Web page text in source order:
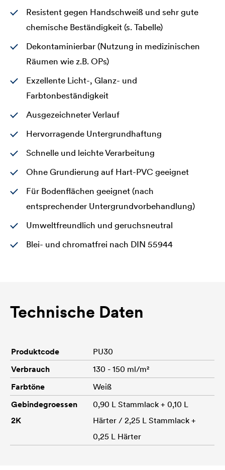
Resistent gegen Handschweiß und sehr gute
chemische Beständigkeit (s. Tabelle)
Dekontaminierbar (Nutzung in medizinischen
Räumen wie z.B. OPs)
Exzellente Licht-, Glanz- und
Farbtonbeständigkeit
Ausgezeichneter Verlauf
Hervorragende Untergrundhaftung
Schnelle und leichte Verarbeitung
Ohne Grundierung auf Hart-PVC geeignet
Für Bodenflächen geeignet (nach
entsprechender Untergrundvorbehandlung)
Umweltfreundlich und geruchsneutral
Blei- und chromatfrei nach DIN 55944
Technische Daten
Produktcode
PU30
Verbrauch
130 - 150 ml/m²
Farbtöne
Weiß
Gebindegroessen
2K
0,90 L Stammlack + 0,10 L
Härter / 2,25 L Stammlack +
0,25 L Härter